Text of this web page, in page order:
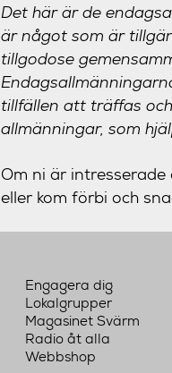
Det här är de
är något som är
tillgodose
tillfällen att träffas
allmänningar, som
Om ni är intresserade
eller kom förbi och
Engagera dig
Lokalgrupper
Magasinet Svärm
Radio åt alla
Webbshop